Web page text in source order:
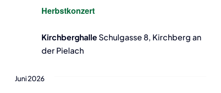
Herbstkonzert
KirchberghalleSchulgasse 8, Kirchberg an
der Pielach
Juni 2026